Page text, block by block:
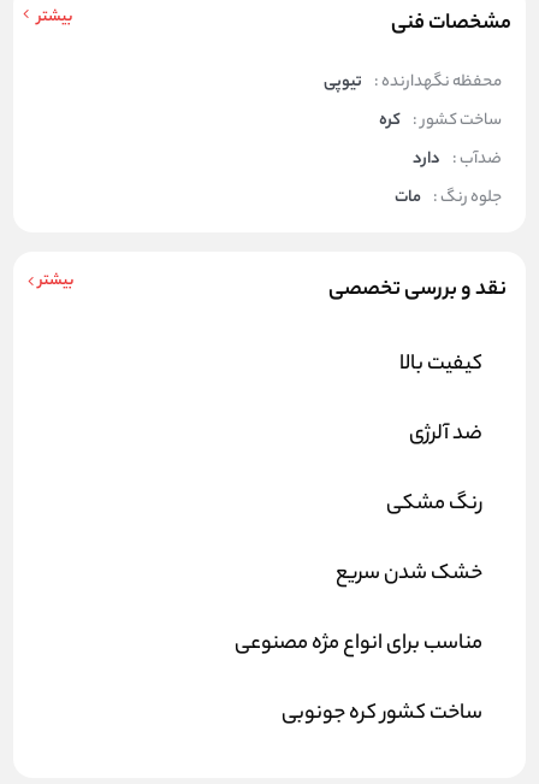
مشخصات فنی بیشتر
محفظه نگهدارنده : تیوپی
ساخت کشور : کره
ضدآب : دارد
جلوه رنگ : مات
نقد و بررسی تخصصی بیشتر
کیفیت بالا
ضد آلرژی
رنگ مشکی
خشک شدن سریع
مناسب برای انواع مژه مصنوعی
ساخت کشور کره جونوبی